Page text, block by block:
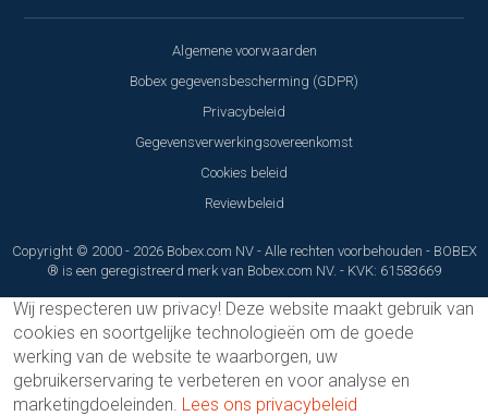
Algemene voorwaarden
Bobex gegevensbescherming (GDPR)
Privacybeleid
Gegevensverwerkingsovereenkomst
Cookies beleid
Reviewbeleid
Copyright © 2000 - 2026 Bobex.com NV - Alle rechten voorbehouden - BOBEX
® is een geregistreerd merk van Bobex.com NV. - KVK: 61583669
Wij respecteren uw privacy! Deze website maakt gebruik van
cookies en soortgelijke technologieën om de goede
werking van de website te waarborgen, uw
gebruikerservaring te verbeteren en voor analyse en
marketingdoeleinden. Lees ons privacybeleid